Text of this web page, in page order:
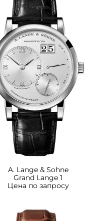
A. Lange & Sohne
Grand Lange 1
Цена по запросу